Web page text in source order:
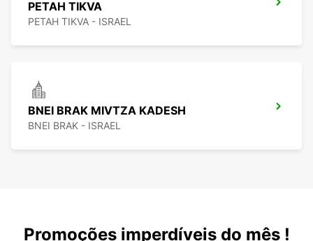
PETAH TIKVA
PETAH TIKVA - ISRAEL
BNEI BRAK MIVTZA KADESH
BNEI BRAK - ISRAEL
Promoções imperdíveis do mês !